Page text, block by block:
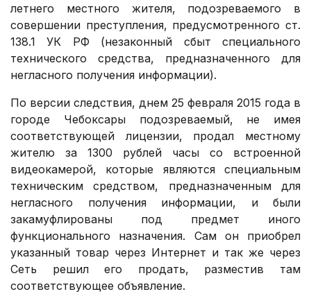
летнего местного жителя, подозреваемого в
совершении преступления, предусмотренного ст.
138.1 УК РФ (незаконный сбыт специального
технического средства, предназначенного для
негласного получения информации).
По версии следствия, днем 25 февраля 2015 года в
городе Чебоксары подозреваемый, не имея
соответствующей лицензии, продал местному
жителю за 1300 рублей часы со встроенной
видеокамерой, которые являются специальным
техническим средством, предназначенным для
негласного получения информации, и были
закамуфлированы под предмет иного
функционального назначения. Сам он приобрел
указанный товар через Интернет и так же через
Сеть решил его продать, разместив там
соответствующее объявление.